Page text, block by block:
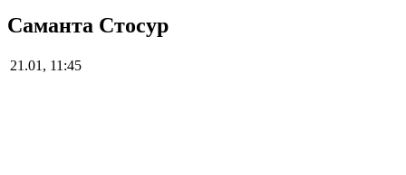
Саманта Стосур
21.01, 11:45